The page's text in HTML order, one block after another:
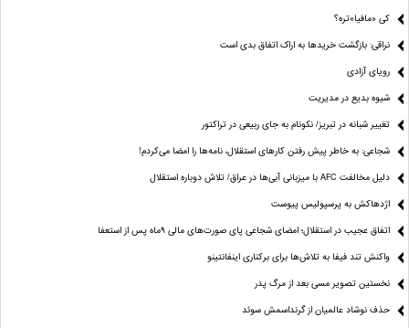
کی «مافیا»تره؟
نراقی: بازگشت خریدها به اراک اتفاق بدی است
رویای آزادی
شیوه بدیع در مدیریت
تغییر شبانه در تبریز/ نکونام به جای ربیعی در تراکتور
شجاعی: به خاطر پیش رفتن کارهای استقلال، نامه‌ها را امضا می‌کردم!
دلیل مخالفت AFC با میزبانی آبی‌ها در عراق/ تلاش دوباره استقلال
اژدهاکش به پرسپولیس پیوست
اتفاق عجیب در استقلال؛ امضای شجاعی پای صورت‌های مالی ٩ماه پس از استعفا
واکنش تند فیفا به تلاش‌ها برای برکناری اینفانتینو
نخستین تصویر مسی بعد از مرگ پدر
حذف نوشاد عالمیان از گرنداسمش سوئد